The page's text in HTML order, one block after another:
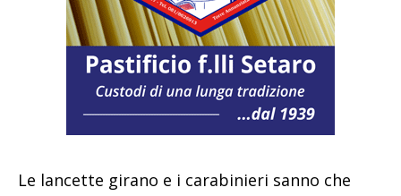
Le lancette girano e i carabinieri sanno che